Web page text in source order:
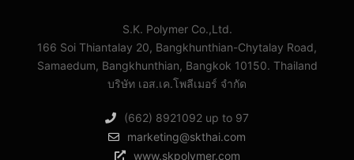
S.K. Polymer Co.,Ltd.
166 Soi Thiantalay 20, Bangkhunthian-Chytalay Road,
Samaedum, Bangkhunthian, Bangkok 10150. Thailand
บริษัท เอส.เค.โพลีเมอร์ จํากัด
(662) 8921092 up to 97
marketing@skthai.com
www.skpolymer.com